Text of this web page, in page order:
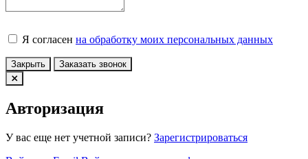
Я согласен на обработку моих персональных данных
Закрыть Заказать звонок
Авторизация
У вас еще нет учетной записи? Зарегистрироваться